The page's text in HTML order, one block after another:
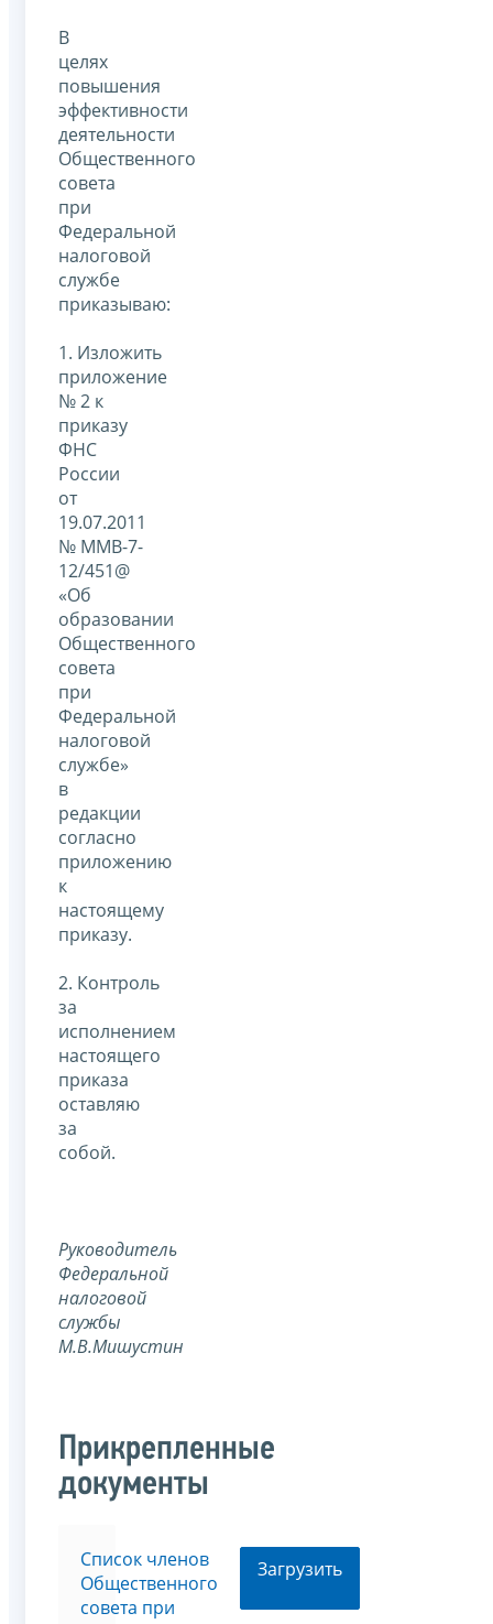
В
целях
повышения
эффективности
деятельности
Общественного
совета
при
Федеральной
налоговой
службе
приказываю:
1. Изложить
приложение
№ 2 к
приказу
ФНС
России
от
19.07.2011
№ ММВ-7-
12/451@
«Об
образовании
Общественного
совета
при
Федеральной
налоговой
службе»
в
редакции
согласно
приложению
к
настоящему
приказу.
2. Контроль
за
исполнением
настоящего
приказа
оставляю
за
собой.
Руководитель
Федеральной
налоговой
службы
М.В.Мишустин
Прикрепленные
документы
Список членов
Общественного
совета при
Загрузить